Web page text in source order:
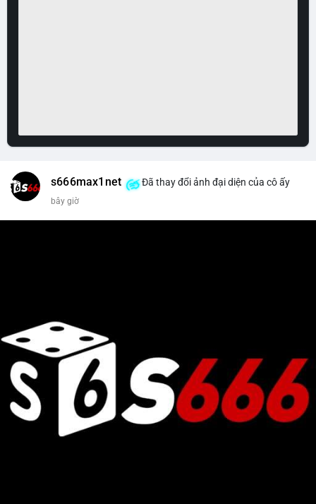
s666max1net Đã thay đổi ảnh đại diện của cô ấy
bây giờ